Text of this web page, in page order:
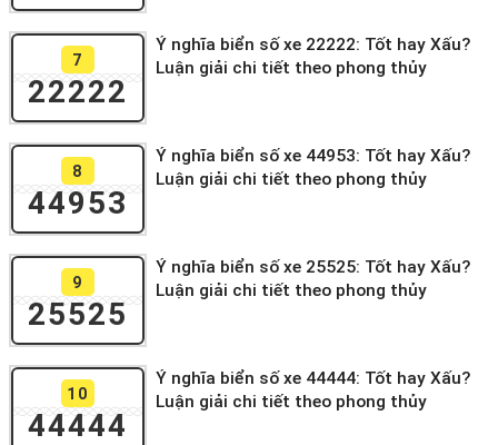
7
22222
Ý nghĩa biển số xe 22222: Tốt hay Xấu?
Luận giải chi tiết theo phong thủy
8
44953
Ý nghĩa biển số xe 44953: Tốt hay Xấu?
Luận giải chi tiết theo phong thủy
9
25525
Ý nghĩa biển số xe 25525: Tốt hay Xấu?
Luận giải chi tiết theo phong thủy
10
44444
Ý nghĩa biển số xe 44444: Tốt hay Xấu?
Luận giải chi tiết theo phong thủy